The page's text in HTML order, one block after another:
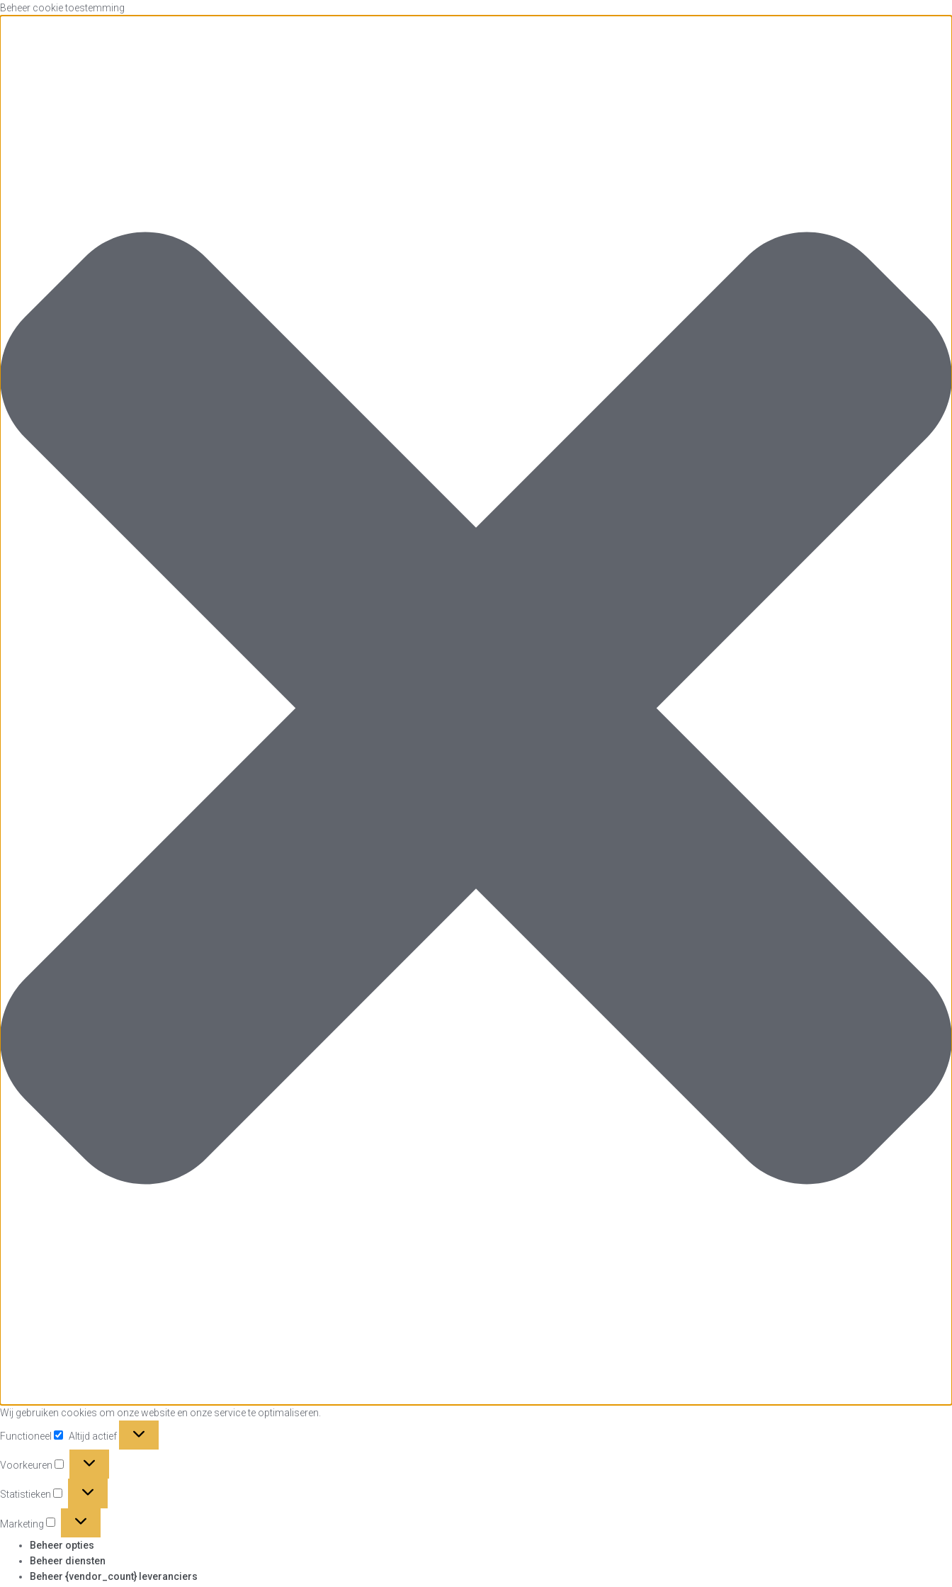
Beheer cookie toestemming
Wij gebruiken cookies om onze website en onze service te optimaliseren.
Functioneel Altijd actief
Voorkeuren
Statistieken
Statistieken
Marketing
Marketing
Beheer opties
Beheer diensten
Beheer {vendor_count} leveranciers